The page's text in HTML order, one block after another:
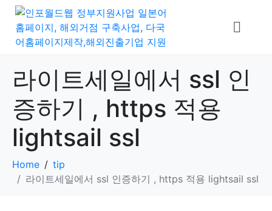
라이트세일에서 ssl 인
증하기 , https 적용
lightsail ssl
Home
tip
라이트세일에서 ssl 인증하기 , https 적용 lightsail ssl